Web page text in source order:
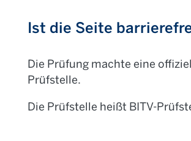
Ist die Seite
Die Prüfung machte eine
Prüfstelle.
Die Prüfstelle heißt BITV-